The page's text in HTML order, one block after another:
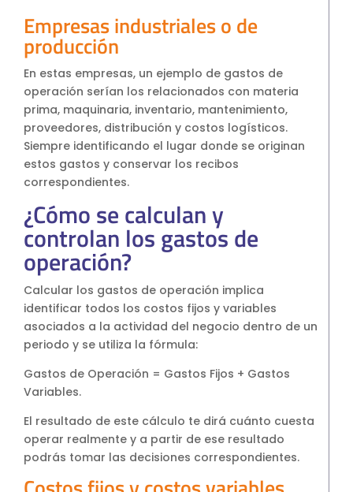
Empresas industriales o de
producción
En estas empresas, un ejemplo de gastos de
operación serían los relacionados con materia
prima, maquinaria, inventario, mantenimiento,
proveedores, distribución y costos logísticos.
Siempre identificando el lugar donde se originan
estos gastos y conservar los recibos
correspondientes.
¿Cómo se calculan y
controlan los gastos de
operación?
Calcular los gastos de operación implica
identificar todos los costos fijos y variables
asociados a la actividad del negocio dentro de un
periodo y se utiliza la fórmula:
Gastos de Operación = Gastos Fijos + Gastos
Variables.
El resultado de este cálculo te dirá cuánto cuesta
operar realmente y a partir de ese resultado
podrás tomar las decisiones correspondientes.